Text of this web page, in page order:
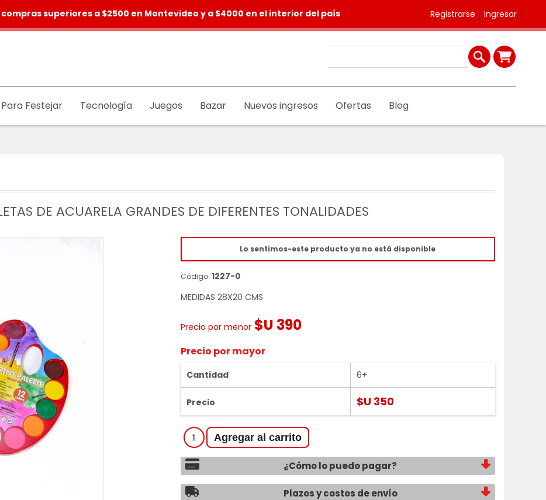
Registrarse Ingresar
superiores a $2500 en Montevideo y a $4000 en el interior del país
Para Festejar Tecnología Juegos Bazar Nuevos ingresos Ofertas Blog
DE ACUARELA GRANDES DE DIFERENTES TONALIDADES
Lo sentimos-este producto ya no está disponible
Código: 1227-0
MEDIDAS 28X20 CMS
Precio por menor $U 390
Precio por mayor
Cantidad 6+
Precio $U 350
¿Cómo lo puedo pagar?
Plazos y costos de envío